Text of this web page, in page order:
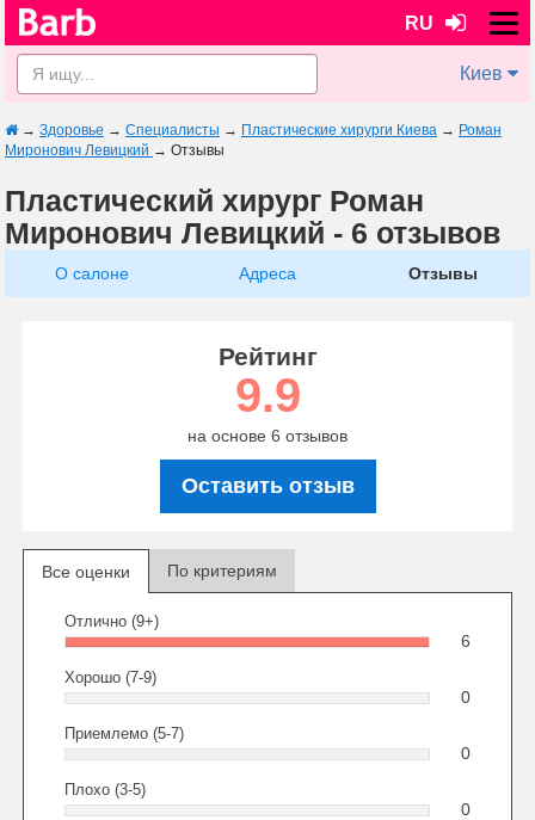
RU
Киев
→ Здоровье → Специалисты → Пластические хирурги Киева → Роман
Миронович Левицкий → Отзывы
Пластический хирург Роман
Миронович Левицкий - 6 отзывов
О салоне Адреса Отзывы
Рейтинг
9.9
на основе 6 отзывов
Оставить отзыв
Все оценки По критериям
Отлично (9+)
6
Хорошо (7-9)
0
Приемлемо (5-7)
0
Плохо (3-5)
0